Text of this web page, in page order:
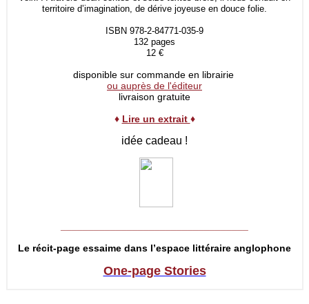
territoire d’imagination, de dérive joyeuse en douce folie.
ISBN 978-2-84771-035-9
132 pages
12 €
disponible sur commande en librairie
ou auprès de l'éditeur
livraison gratuite
♦ Lire un extrait ♦
idée cadeau !
Le récit-page essaime dans l’espace littéraire anglophone
One-page Stories